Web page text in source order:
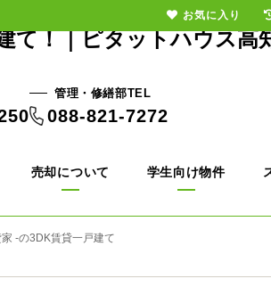
て！｜ピタットハウス高
管理・修繕部TEL
088-821-7272
売却について 学生向け物件
-の3DK賃貸一戸建て
お気に入り